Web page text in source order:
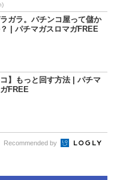
ガラ。パチンコ屋って儲か
| パチマガスロマガFREE
コ】もっと回す方法 | パチマ
FREE
Recommended by